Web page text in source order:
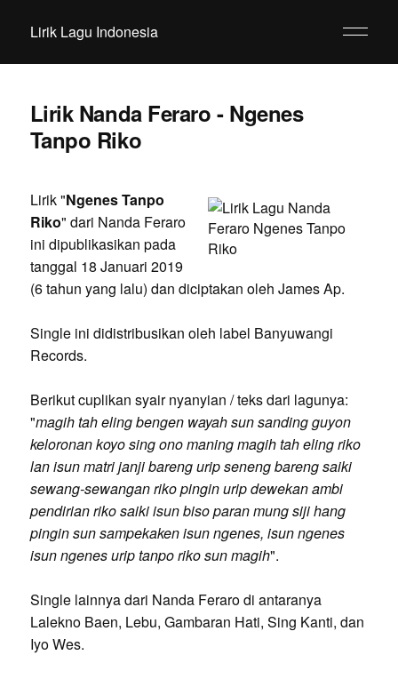
Lirik Lagu Indonesia
Lirik Nanda Feraro - Ngenes
Tanpo Riko
Lirik "Ngenes Tanpo
Riko" dari Nanda Feraro
ini dipublikasikan pada
tanggal 18 Januari 2019
(6 tahun yang lalu) dan diciptakan oleh James Ap.
Single ini didistribusikan oleh label Banyuwangi
Records.
Berikut cuplikan syair nyanyian / teks dari lagunya:
"magih tah eling bengen wayah sun sanding guyon
keloronan koyo sing ono maning magih tah eling riko
lan isun matri janji bareng urip seneng bareng saiki
sewang-sewangan riko pingin urip dewekan ambi
pendirian riko saiki isun biso paran mung siji hang
pingin sun sampekaken isun ngenes, isun ngenes
isun ngenes urip tanpo riko sun magih".
Single lainnya dari Nanda Feraro di antaranya
Lalekno Baen, Lebu, Gambaran Hati, Sing Kanti, dan
Iyo Wes.